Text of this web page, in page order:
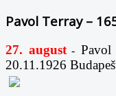
Pavol Terray –
27. august- Pavol
20.11.1926